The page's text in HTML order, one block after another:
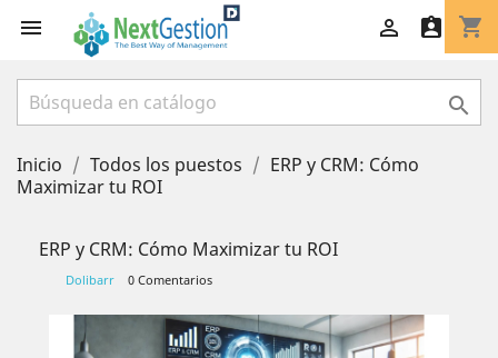
 shopping_cart
 

Inicio Todos los puestos
ERP y CRM: Cómo
Maximizar tu ROI
ERP y CRM: Cómo Maximizar tu ROI
Dolibarr 0 Comentarios